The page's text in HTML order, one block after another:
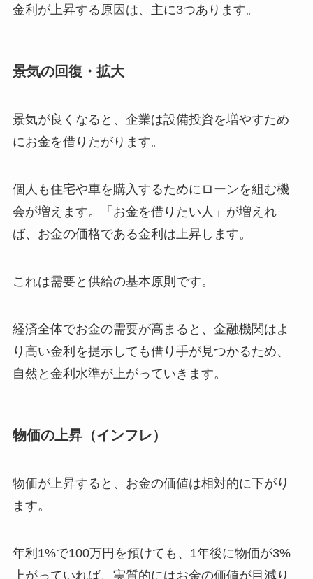
金利が上昇する原因は、主に3つあります。
景気の回復・拡大
景気が良くなると、企業は設備投資を増やすため
にお金を借りたがります。
個人も住宅や車を購入するためにローンを組む機
会が増えます。「お金を借りたい人」が増えれ
ば、お金の価格である金利は上昇します。
これは需要と供給の基本原則です。
経済全体でお金の需要が高まると、金融機関はよ
り高い金利を提示しても借り手が見つかるため、
自然と金利水準が上がっていきます。
物価の上昇（インフレ）
物価が上昇すると、お金の価値は相対的に下がり
ます。
年利1%で100万円を預けても、1年後に物価が3%
上がっていれば、実質的にはお金の価値が目減り